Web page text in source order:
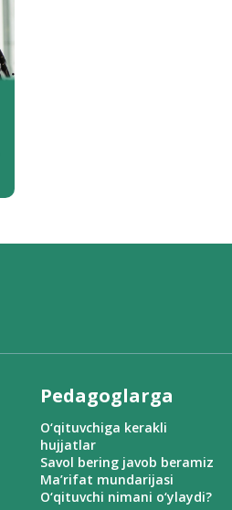
Pedagoglarga
O‘qituvchiga kerakli
hujjatlar
Savol bering javob beramiz
Ma’rifat mundarijasi
O‘qituvchi nimani o‘ylaydi?